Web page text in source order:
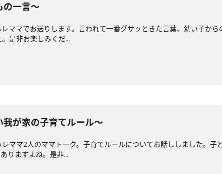
一言〜
ママでお送りします。言われて一番グサッときた言葉、幼い子か
是非お楽しみくだ...
が家の子育てルール〜
ママ2人のママトーク。子育てルールについてお話ししました。
りますよね。是非...